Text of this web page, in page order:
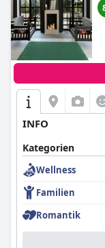
INFO
Kategorien
Wellness
Familien
Romantik